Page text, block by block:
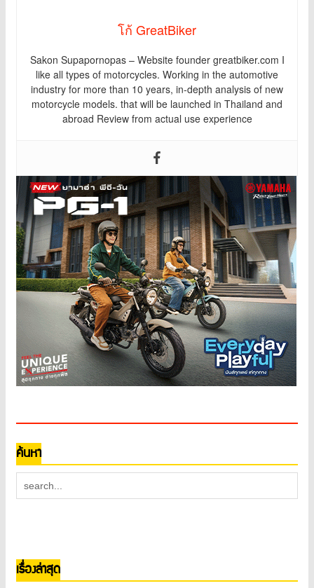
โก้ GreatBiker
Sakon Supapornopas – Website founder greatbiker.com I
like all types of motorcycles. Working in the automotive
industry for more than 10 years, in-depth analysis of new
motorcycle models. that will be launched in Thailand and
abroad Review from actual use experience
ค้นหา
เรื่องล่าสุด